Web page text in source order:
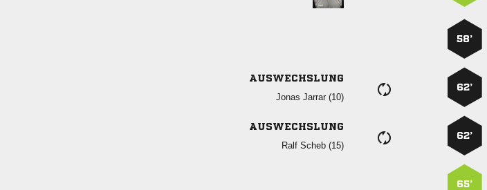
58’
AUSWECHSLUNG
  
62’
AUSWECHSLUNG
  
62’
65’